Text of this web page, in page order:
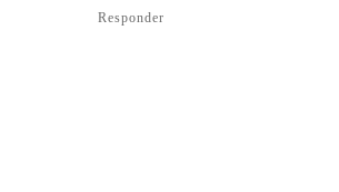
Responder